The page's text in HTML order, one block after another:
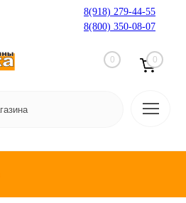
8(918) 279-44-55
8(800) 350-08-07
0 0